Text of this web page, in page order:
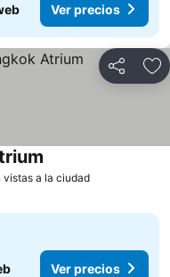
Ver precios
Compartir
vistas a la ciudad
Ver precios